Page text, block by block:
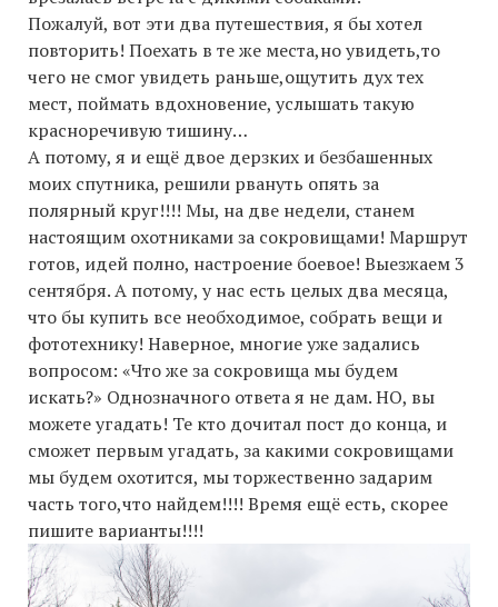
Пожалуй, вот эти два путешествия, я бы хотел
повторить! Поехать в те же места,но увидеть,то
чего не смог увидеть раньше,ощутить дух тех
мест, поймать вдохновение, услышать такую
красноречивую тишину…
А потому, я и ещё двое дерзких и безбашенных
моих спутника, решили рвануть опять за
полярный круг!!!! Мы, на две недели, станем
настоящим охотниками за сокровищами! Маршрут
готов, идей полно, настроение боевое! Выезжаем 3
сентября. А потому, у нас есть целых два месяца,
что бы купить все необходимое, собрать вещи и
фототехнику! Наверное, многие уже задались
вопросом: «Что же за сокровища мы будем
искать?» Однозначного ответа я не дам. НО, вы
можете угадать! Те кто дочитал пост до конца, и
сможет первым угадать, за какими сокровищами
мы будем охотится, мы торжественно задарим
часть того,что найдем!!!! Время ещё есть, скорее
пишите варианты!!!!